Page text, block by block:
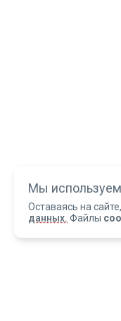
Мы
Оставаясь на
данных. Файлы